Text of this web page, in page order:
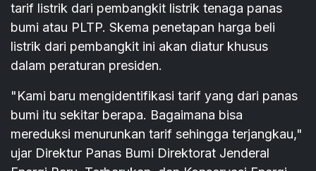
tarif listrik dari pembangkit listrik tenaga panas
bumi atau PLTP. Skema penetapan harga beli
listrik dari pembangkit ini akan diatur khusus
dalam peraturan presiden.
"Kami baru mengidentifikasi tarif yang dari panas
bumi itu sekitar berapa. Bagaimana bisa
mereduksi menurunkan tarif sehingga terjangkau,"
ujar Direktur Panas Bumi Direktorat Jenderal